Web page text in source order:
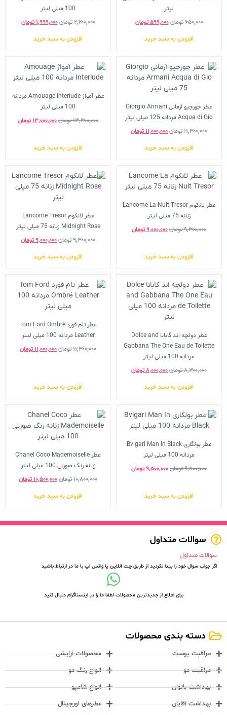
لیتر
۶۵۰,۰۰۰تومان۵۹۹,۰۰۰ تومان
افزودن به سبد خرید
100 میلی لیتر
۲,۲۰۰,۰۰۰تومان۱,۹۹۹,۰۰۰ تومان
افزودن به سبد خرید
عطر جورجیو آرمانی Giorgio Armani
Acqua di Gio مردانه 125 میلی لیتر
۱۱,۳۰۰,۰۰۰تومان۱۱,۰۰۰,۰۰۰ تومان
افزودن به سبد خرید
عطر آمواژ Amouage Interlude مردانه
100 میلی لیتر
۱۳,۳۰۰,۰۰۰تومان۱۳,۰۰۰,۰۰۰ تومان
افزودن به سبد خرید
عطر لانکوم Lancome La Nuit Tresor
زنانه 75 میلی لیتر
۹,۳۰۰,۰۰۰تومان۹,۰۰۰,۰۰۰تومان
افزودن به سبد خرید
عطر لانکوم Lancome Tresor
Midnight Rose زنانه 75 میلی لیتر
۹,۳۰۰,۰۰۰تومان۹,۰۰۰,۰۰۰تومان
افزودن به سبد خرید
عطر دولچه اند گابانا Dolce and
Gabbana The One Eau de Toilette
مردانه 100 میلی لیتر
۸,۳۰۰,۰۰۰تومان۸,۰۰۰,۰۰۰تومان
افزودن به سبد خرید
عطر تام فورد Tom Ford Ombré
Leather مردانه 100 میلی لیتر
۱۱,۳۰۰,۰۰۰تومان۱۱,۰۰۰,۰۰۰ تومان
افزودن به سبد خرید
عطر بولگاری Bvlgari Man In Black
مردانه 100 میلی لیتر
۹,۸۰۰,۰۰۰تومان۹,۵۰۰,۰۰۰تومان
افزودن به سبد خرید
عطر Chanel Coco Mademoiselle
زنانه رنگ صورتی 100 میلی لیتر
۱۰,۸۰۰,۰۰۰تومان۱۰,۵۰۰,۰۰۰ تومان
افزودن به سبد خرید
سوالات متداول
سوالات متداول
اگر جواب سوال خود را پیدا نکردید از طریق چت آنلاین یا واتس اپ با ما در ارتباط باشید
برای اطلاع از جدیدترین محصولات لطفا ما را در اینستاگرام دنبال کنید
دسته بندی محصولات
مراقبت پوست
مراقبت مو
بهداشت بانوان
بهداشت آقایان
محصولات آرایشی
انواع رنگ مو
انواع شامپو
عطرهای اورجینال